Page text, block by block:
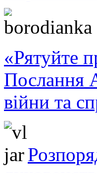
«Рятуйте
Послання
війни та